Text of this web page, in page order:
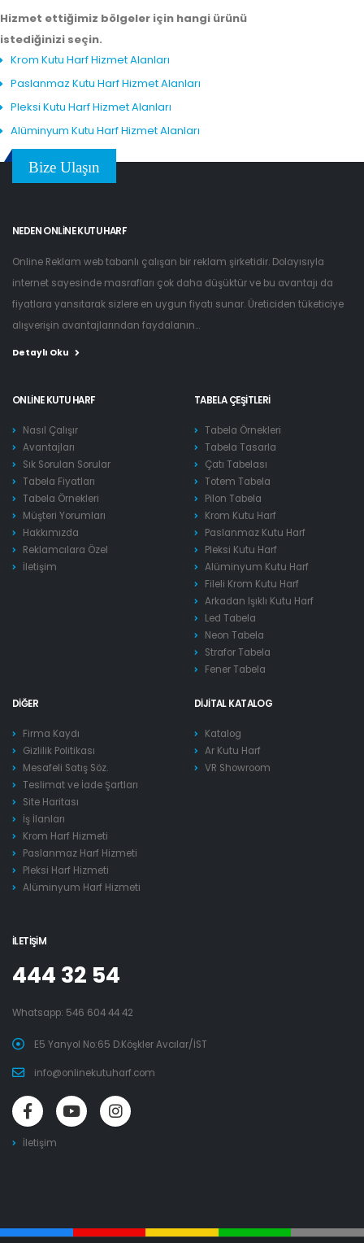
Hizmet ettiğimiz bölgeler için hangi ürünü
istediğinizi seçin.
Krom Kutu Harf Hizmet Alanları
Paslanmaz Kutu Harf Hizmet Alanları
Pleksi Kutu Harf Hizmet Alanları
Alüminyum Kutu Harf Hizmet Alanları
Bize Ulaşın
NEDEN ONLINE KUTU HARF
Online Reklam web tabanlı çalışan bir reklam şirketidir. Dolayısıyla
internet sayesinde masrafları çok daha düşüktür ve bu avantajı da
fiyatlara yansıtarak sizlere en uygun fiyatı sunar. Üreticiden tüketiciye
alışverişin avantajlarından faydalanın...
Detaylı Oku
ONLINE KUTU HARF
Nasıl Çalışır
Avantajları
Sık Sorulan Sorular
Tabela Fiyatları
Tabela Örnekleri
Müşteri Yorumları
Hakkımızda
Reklamcılara Özel
İletişim
TABELA ÇEŞITLERI
Tabela Örnekleri
Tabela Tasarla
Çatı Tabelası
Totem Tabela
Pilon Tabela
Krom Kutu Harf
Paslanmaz Kutu Harf
Pleksi Kutu Harf
Alüminyum Kutu Harf
Fileli Krom Kutu Harf
Arkadan Işıklı Kutu Harf
Led Tabela
Neon Tabela
Strafor Tabela
Fener Tabela
DIĞER
Firma Kaydı
Gizlilik Politikası
Mesafeli Satış Söz.
Teslimat ve İade Şartları
Site Haritası
İş İlanları
Krom Harf Hizmeti
Paslanmaz Harf Hizmeti
Pleksi Harf Hizmeti
Alüminyum Harf Hizmeti
DIJITAL KATALOG
Katalog
Ar Kutu Harf
VR Showroom
İLETIŞIM
444 32 54
Whatsapp: 546 604 44 42
E5 Yanyol No:65 D.Köşkler Avcılar/İST
info@onlinekutuharf.com
İletişim